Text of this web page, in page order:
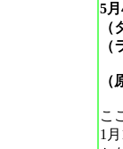
5
こ
1